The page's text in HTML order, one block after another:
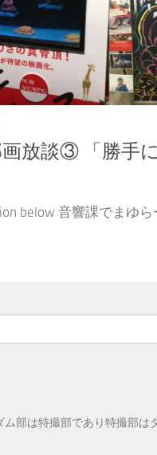
放談③ 「勝手
below 音響課でまゆ
ム部は特撮部であり特撮部は